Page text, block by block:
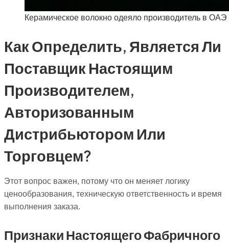
Керамическое волокно одеяло производитель в ОАЭ
Как Определить, Является Ли
Поставщик Настоящим
Производителем,
Авторизованным
Дистрибьютором Или
Торговцем?
Этот вопрос важен, потому что он меняет логику
ценообразования, техническую ответственность и время
выполнения заказа.
Признаки Настоящего Фабричного